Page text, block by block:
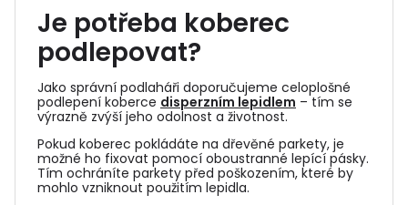
Je potřeba koberec
podlepovat?
Jako správní podlaháři doporučujeme celoplošné
podlepení koberce disperzním lepidlem – tím se
výrazně zvýší jeho odolnost a životnost.
Pokud koberec pokládáte na dřevěné parkety, je
možné ho fixovat pomocí oboustranné lepící pásky.
Tím ochráníte parkety před poškozením, které by
mohlo vzniknout použitím lepidla.